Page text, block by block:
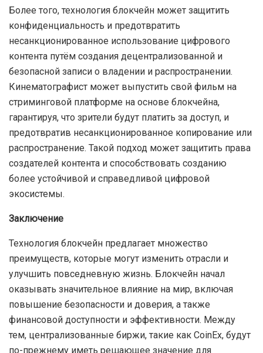
Более того, технология блокчейн может защитить
конфиденциальность и предотвратить
несанкционированное использование цифрового
контента путём создания децентрализованной и
безопасной записи о владении и распространении.
Кинематографист может выпустить свой фильм на
стриминговой платформе на основе блокчейна,
гарантируя, что зрители будут платить за доступ, и
предотвратив несанкционированное копирование или
распространение. Такой подход может защитить права
создателей контента и способствовать созданию
более устойчивой и справедливой цифровой
экосистемы.
Заключение
Технология блокчейн предлагает множество
преимуществ, которые могут изменить отрасли и
улучшить повседневную жизнь. Блокчейн начал
оказывать значительное влияние на мир, включая
повышение безопасности и доверия, а также
финансовой доступности и эффективности. Между
тем, централизованные биржи, такие как CoinEx, будут
по-прежнему иметь решающее значение для